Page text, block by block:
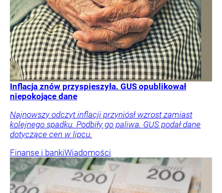
Inflacja znów przyspieszyła. GUS opublikował
niepokojące dane
Najnowszy odczyt inflacji przyniósł wzrost zamiast
kolejnego spadku. Podbiły go paliwa. GUS podał dane
dotyczące cen w lipcu.
Finanse i bankiWiadomości